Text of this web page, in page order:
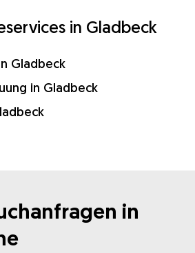
in Gladbeck
Gladbeck
in Gladbeck
in